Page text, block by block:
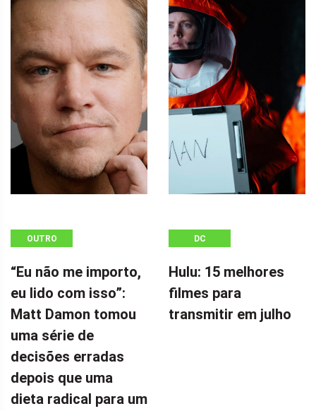
OUTRO
“Eu não me importo,
eu lido com isso”:
Matt Damon tomou
uma série de
decisões erradas
depois que uma
dieta radical para um
DC
Hulu: 15 melhores
filmes para
transmitir em julho